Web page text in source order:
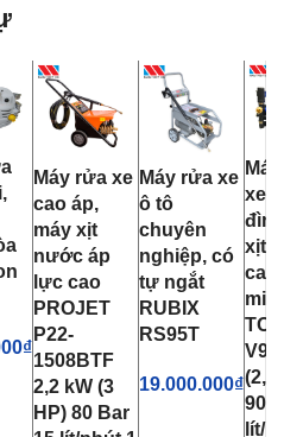
₫
Máy rửa xe
cao áp,
máy xịt
nước áp
lực cao
PROJET
P22-
1508BTF
2,2 kW (3
HP) 80 Bar
Máy rửa xe
ô tô
chuyên
nghiệp, có
tự ngắt
RUBIX
RS95T
19.000.000₫
xe
xịt
cao
mini
V9
(2,4
90
lít/